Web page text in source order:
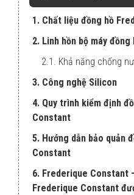
1. Chất liệu đồng hồ
2. Linh hồn bộ máy đồng
2.1. Khả năng chống
3. Công nghệ Silicon
4. Quy trình kiểm định
Constant
5. Hướng dẫn bảo quản
Constant
6. Frederique Constant
Frederique Constant